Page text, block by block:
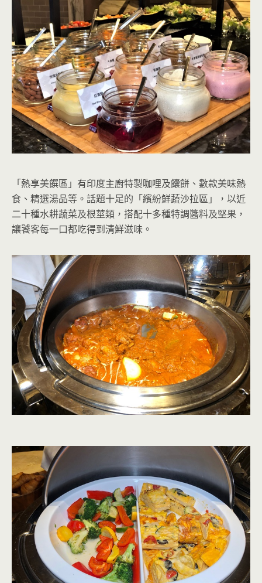
「熱享美饌區」有印度主廚特製咖哩及饢餅、數款美味熱
食、精選湯品等。話題十足的「繽紛鮮蔬沙拉區」，以近
二十種水耕蔬菜及根莖類，搭配十多種特調醬料及堅果，
讓饕客每一口都吃得到清鮮滋味。